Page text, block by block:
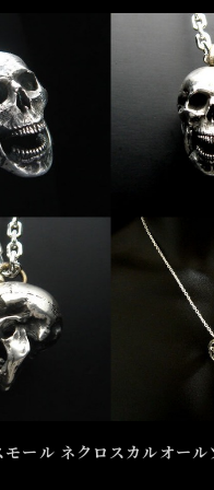
モール ネクロスカルオール